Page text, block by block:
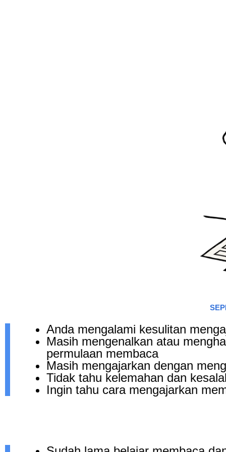
Anda mengalami kesulitan
Masih mengenalkan atau
permulaan membaca
Masih mengajarkan dengan
Tidak tahu kelemahan dan
Ingin tahu cara mengajarkan